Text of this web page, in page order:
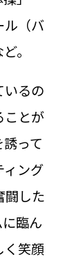
ル（バ
。
いるの
ことが
って
ィング
闘した
臨ん
く笑顔